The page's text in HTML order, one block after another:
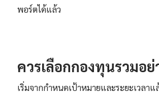
พอร์ตได้แล้ว
ควรเลือกกองทุนรวมอย่
เริ่มจากกำหนดเป้าหมายและระยะเวลาแ